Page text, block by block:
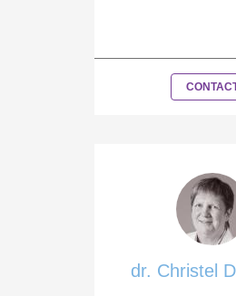
dr. Christel